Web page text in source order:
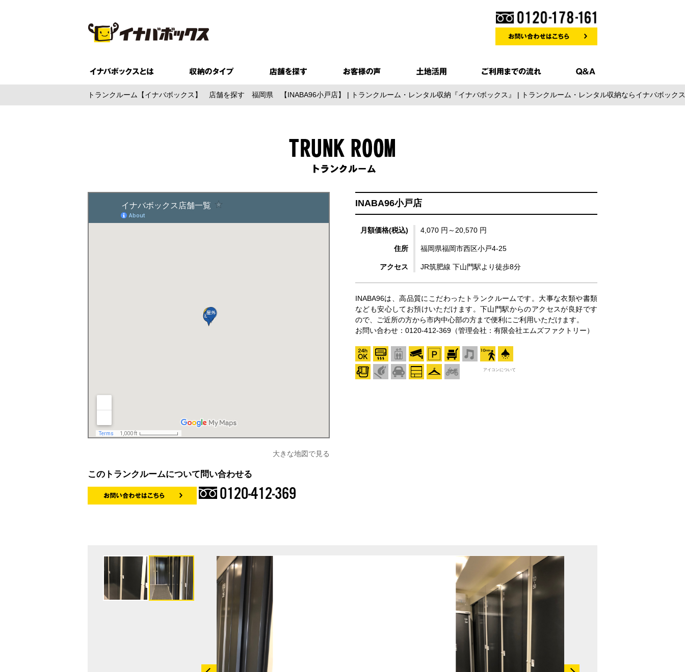
トランクルーム【イナバボックス】 店舗を探す 福岡県 【INABA96小戸店】 | トランクルーム・レンタル収納『イナバボックス』 | トランクルーム・レンタル収納ならイナバボックス
INABA96小戸店
月額価格(税込) 4,070 円～20,570 円
住所 福岡県福岡市西区小戸4-25
アクセス JR筑肥線 下山門駅より徒歩8分
INABA96は、高品質にこだわったトランクルームです。大事な衣類や書類
なども安心してお預けいただけます。下山門駅からのアクセスが良好です
ので、ご近所の方から市内中心部の方まで便利にご利用いただけます。
お問い合わせ：0120-412-369（管理会社：有限会社エムズファクトリー）
アイコンについて
大きな地図で見る
このトランクルームについて問い合わせる
0120-412-369